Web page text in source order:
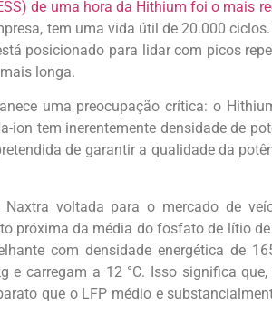
de uma hora da Hithium foi o mais
tem uma vida útil de 20.000
posicionado para lidar com picos
longa.
uma preocupação crítica: o
ion tem inerentemente densidade de
de garantir a qualidade da
voltada para o mercado de
próxima da média do fosfato de lítio
com densidade energética de
carregam a 12 °C. Isso significa
que o LFP médio e